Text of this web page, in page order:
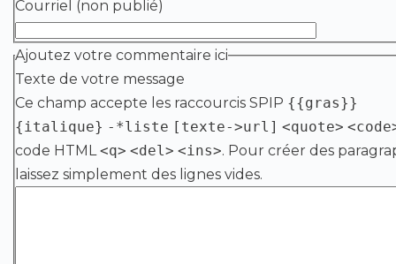
Courriel (non publié)
Ajoutez votre commentaire ici
Texte de votre message
Ce champ accepte les raccourcis SPIP {{gras}}
{italique} -*liste [texte->url] <quote>
code HTML<q> <del> <ins>. Pour créer des
laissez simplement des lignes vides.